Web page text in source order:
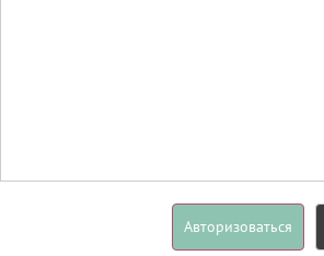
Авторизоваться